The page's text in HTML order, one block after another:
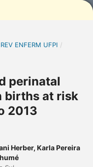
ENFERM UFPI /
perinatal
births at risk
2013
Herber, Karla Pereira